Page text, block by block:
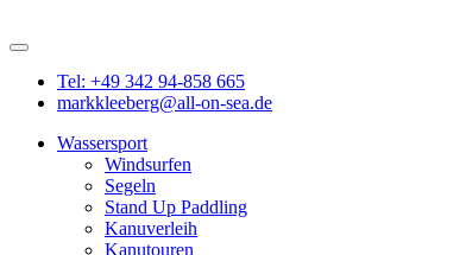
Tel: +49 342 94-858 665
markkleeberg@all-on-sea.de
Wassersport
Windsurfen
Segeln
Stand Up Paddling
Kanuverleih
Kanutouren